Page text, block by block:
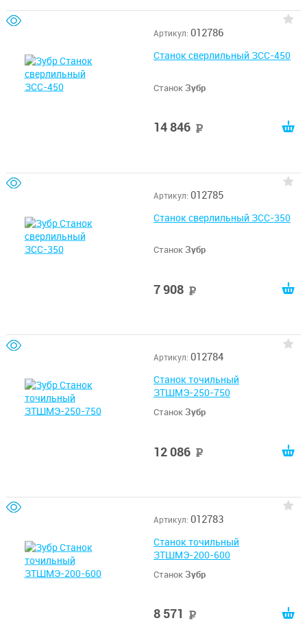
Артикул: 012786
Станок сверлильный ЗСС-450
СтанокЗубр
14 846
Артикул: 012785
Станок сверлильный ЗСС-350
СтанокЗубр
7 908
Артикул: 012784
Станок точильный
ЗТШМЭ-250-750
СтанокЗубр
12 086
Артикул: 012783
Станок точильный
ЗТШМЭ-200-600
СтанокЗубр
8 571